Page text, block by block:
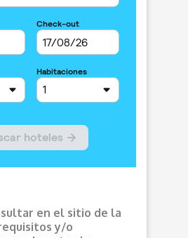
en el sitio de la
y/o